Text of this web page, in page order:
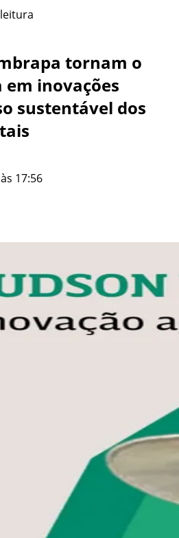
tornam o
inovações
sustentável dos
17:56